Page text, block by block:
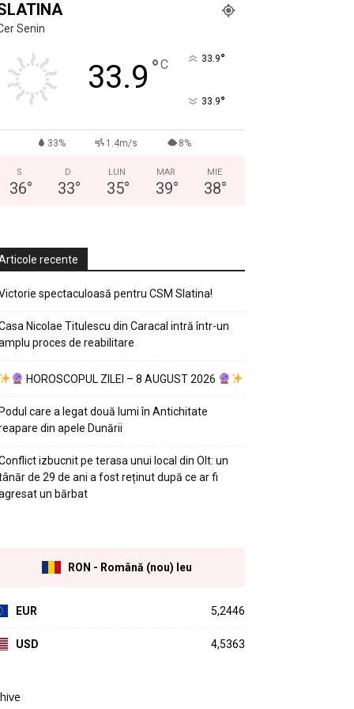
Senin
33.9 °C 33.9°
33.9°
33% 1.4m/s 8%
S
36°
D
33°
LUN
35°
MAR
39°
MIE
38°
recente
spectaculoasă pentru CSM Slatina!
Nicolae Titulescu din Caracal intră într-un
proces de reabilitare
HOROSCOPUL ZILEI – 8 AUGUST 2026
care a legat două lumi în Antichitate
din apele Dunării
izbucnit pe terasa unui local din Olt: un
de 29 de ani a fost reținut după ce ar fi
un bărbat
RON - Română (nou) leu
EUR 5,2446
USD 4,5363